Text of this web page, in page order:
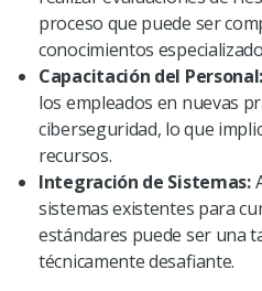
proceso que puede ser
conocimientos
Capacitación del Personal:
los empleados en nuevas
ciberseguridad, lo que
recursos.
Integración de Sistemas:
sistemas existentes para
estándares puede ser una
técnicamente desafiante.